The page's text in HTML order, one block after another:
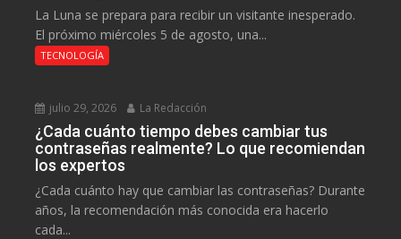
La Luna se prepara para recibir un visitante inesperado.
El próximo miércoles 5 de agosto, una...
TECNOLOGÍA
julio 29, 2026 La Redacción
¿Cada cuánto tiempo debes cambiar tus
contraseñas realmente? Lo que recomiendan
los expertos
¿Cada cuánto hay que cambiar las contraseñas? Durante
años, la recomendación más conocida era hacerlo
cada...